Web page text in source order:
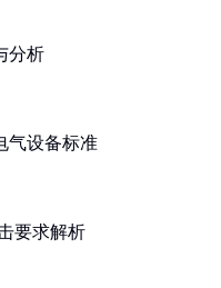
分析
气设备标准
要求解析